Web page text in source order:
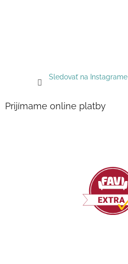
Sledovať na Instagrame
Prijímame online platby